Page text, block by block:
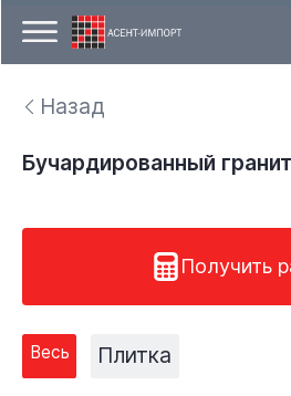
Назад
Бучардированный гранит
Получить
Весь Плитка